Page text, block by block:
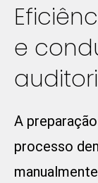
e
A
processo